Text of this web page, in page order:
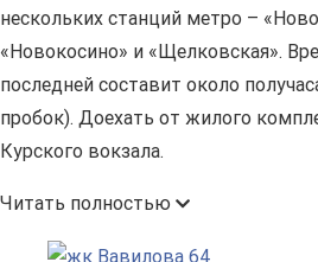
нескольких станций метро –
«Новокосино» и «Щелковская».
последней составит около
пробок). Доехать от жилого
Курского вокзала.
Читать полностью